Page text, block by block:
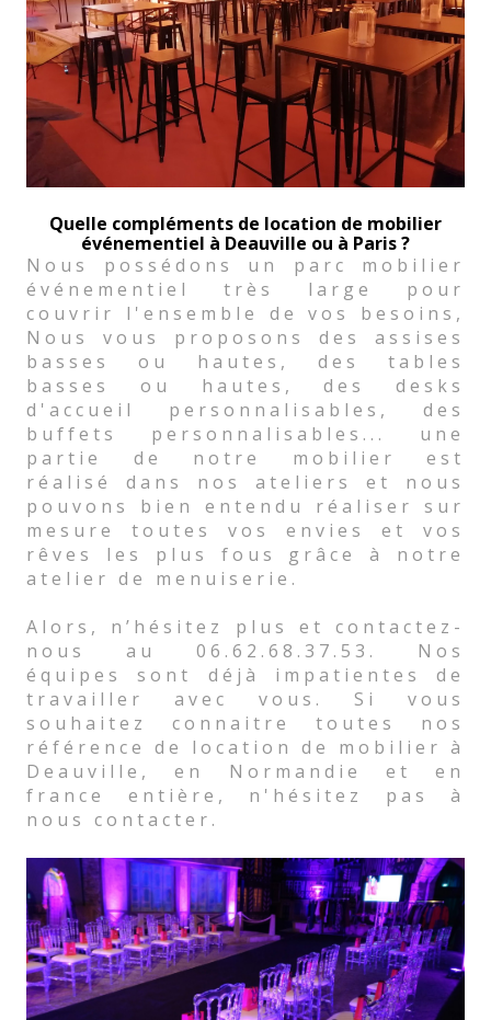
Quelle compléments de location de mobilier
événementiel à Deauville ou à Paris ?
Nous possédons un parc mobilier
événementiel très large pour
couvrir l'ensemble de vos besoins,
Nous vous proposons des assises
basses ou hautes, des tables
basses ou hautes, des desks
d'accueil personnalisables, des
buffets personnalisables... une
partie de notre mobilier est
réalisé dans nos ateliers et nous
pouvons bien entendu réaliser sur
mesure toutes vos envies et vos
rêves les plus fous grâce à notre
atelier de menuiserie.
Alors, n’hésitez plus et contactez-
nous au 06.62.68.37.53. Nos
équipes sont déjà impatientes de
travailler avec vous. Si vous
souhaitez connaitre toutes nos
référence de location de mobilier à
Deauville, en Normandie et en
france entière, n'hésitez pas à
nous contacter.